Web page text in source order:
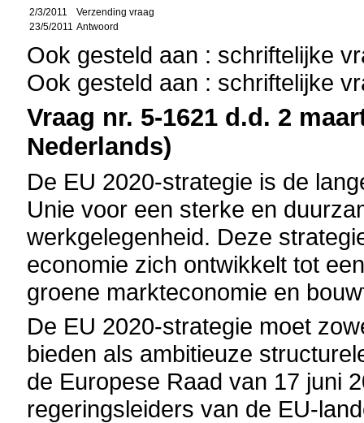
2/3/2011
Verzending vraag
23/5/2011 Antwoord
Ook gesteld aan : schriftelijke
Ook gesteld aan : schriftelijke
Vraag nr. 5-1621 d.d. 2
Nederlands)
De EU 2020-strategie is de
Unie voor een sterke en
werkgelegenheid. Deze
economie zich ontwikkelt tot
groene markteconomie en
De EU 2020-strategie moet
bieden als ambitieuze
de Europese Raad van 17 juni
regeringsleiders van de EU-